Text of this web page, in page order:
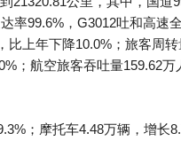
率99.6%，G3012吐和高速
比上年下降10.0%；旅客周
；航空旅客吞吐量159.62
；摩托车4.48万辆，增长